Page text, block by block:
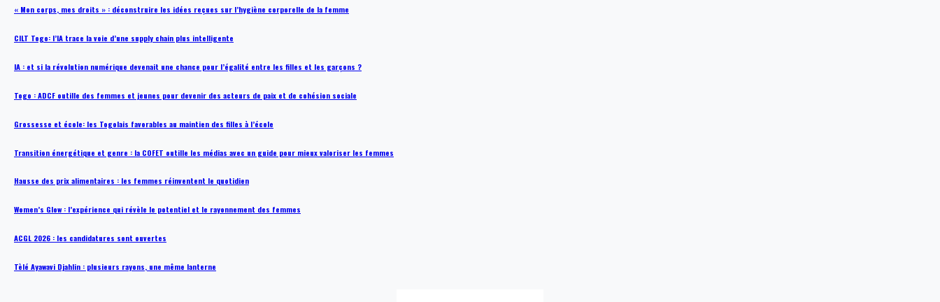
« Mon corps, mes droits » : déconstruire les idées reçues sur l’hygiène corporelle de la femme
CILT Togo: l’IA trace la voie d’une supply chain plus intelligente
IA : et si la révolution numérique devenait une chance pour l’égalité entre les filles et les garçons ?
Togo : ADCF outille des femmes et jeunes pour devenir des acteurs de paix et de cohésion sociale
Grossesse et école: les Togolais favorables au maintien des filles à l’école
Transition énergétique et genre : la COFET outille les médias avec un guide pour mieux valoriser les femmes
Hausse des prix alimentaires : les femmes réinventent le quotidien
Women’s Glow : l’expérience qui révèle le potentiel et le rayonnement des femmes
ACGL 2026 : les candidatures sont ouvertes
Tèlé Ayawavi Djahlin : plusieurs rayons, une même lanterne